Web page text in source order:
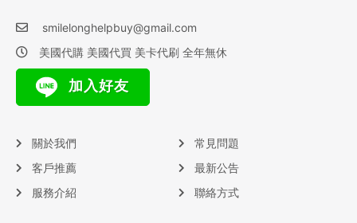
smilelonghelpbuy@gmail.com
美國代購 美國代買 美卡代刷 全年無休
加入好友
關於我們
客戶推薦
服務介紹
常見問題
最新公告
聯絡方式